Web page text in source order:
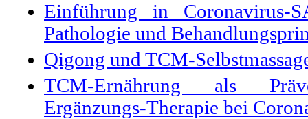
Einführung in Coronavirus-
Pathologie und
Qigong und TCM-
TCM-Ernährung als
Ergänzungs-Therapie bei